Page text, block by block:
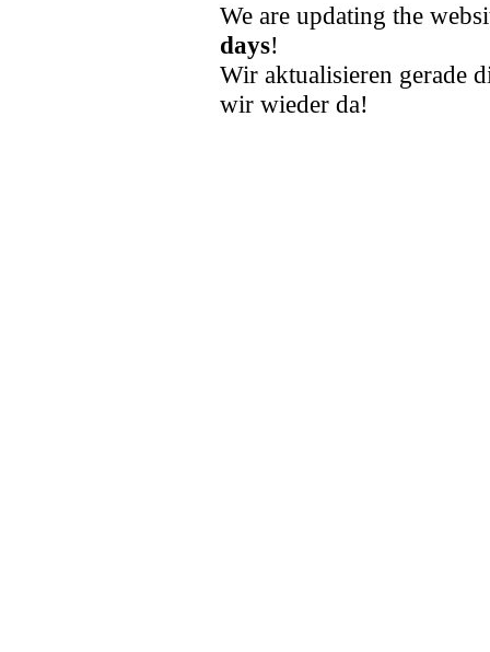
We are updating the
days!
Wir aktualisieren gerade
wir wieder da!